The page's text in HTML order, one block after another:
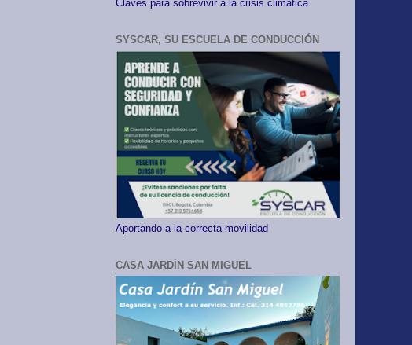
Claves para sobrevivir a la crisis climática
SYSCAR, SU ESCUELA DE CONDUCCIÓN
Aportando a la correcta movilidad
CASA JARDÍN SAN MIGUEL